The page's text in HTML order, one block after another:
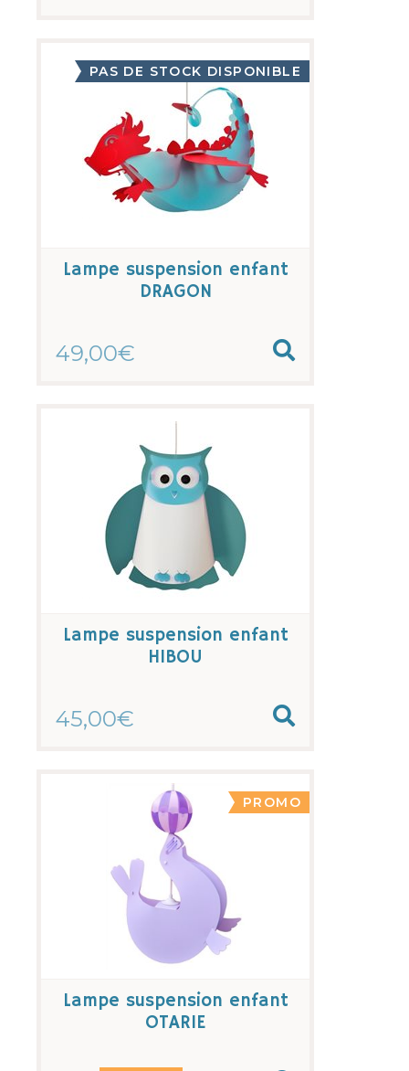
Lampe suspension enfant
DRAGON
49,00€
PAS DE STOCK DISPONIBLE
Lampe suspension enfant
HIBOU
45,00€
Lampe suspension enfant
OTARIE
PROMO